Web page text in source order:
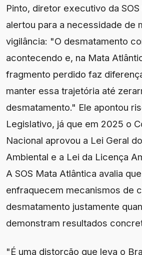
Pinto, diretor executivo da
alertou para a necessidade de
vigilância: "O desmatamento
acontecendo e, na Mata
fragmento perdido faz
manter essa trajetória até
desmatamento." Ele apontou
Legislativo, já que em 2025 o
Nacional aprovou a Lei Geral
Ambiental e a Lei da Licença
A SOS Mata Atlântica avalia
enfraquecem mecanismos de
desmatamento justamente
demonstram resultados
"É uma distorção que leva o